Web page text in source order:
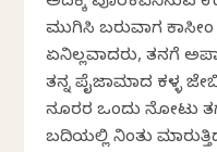
ಮುಗಿಸಿ ಬರುವಾಗ ಕಾಸೀಂ
ಏನಿಲ್ಲವಾದರು, ತನಗೆ
ತನ್ನ ಪೈಜಾಮಾದ ಕಳ್ಳ
ನೂರರ ಒಂದು ನೋಟು
ಬದಿಯಲ್ಲಿ ನಿಂತು